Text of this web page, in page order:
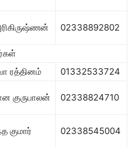
02338892802
ரத்தினம்
01332533724
குருபாலன் 02338824710
குமார் 02338545004